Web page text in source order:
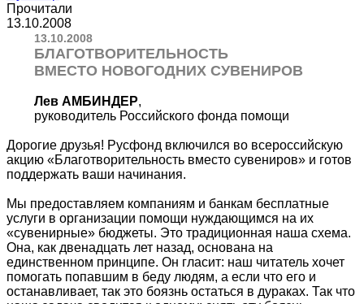
Прочитали
13.10.2008
13.10.2008
БЛАГОТВОРИТЕЛЬНОСТЬ
ВМЕСТО НОВОГОДНИХ СУВЕНИРОВ
Лев АМБИНДЕР,
руководитель Российского фонда помощи
Дорогие друзья! Русфонд включился во всероссийскую
акцию «Благотворительность вместо сувениров» и готов
поддержать ваши начинания.
Мы предоставляем компаниям и банкам бесплатные
услуги в организации помощи нуждающимся на их
«сувенирные» бюджеты. Это традиционная наша схема.
Она, как двенадцать лет назад, основана на
единственном принципе. Он гласит: наш читатель хочет
помогать попавшим в беду людям, а если что его и
останавливает, так это боязнь остаться в дураках. Так что